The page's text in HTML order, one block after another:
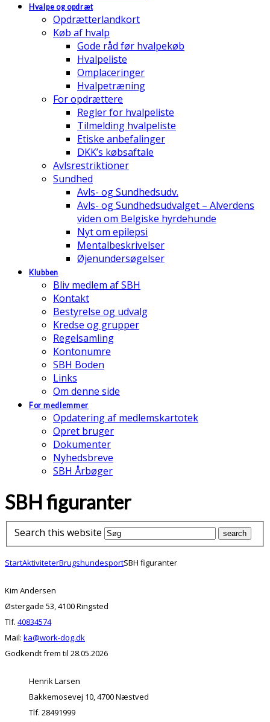
Hvalpe og opdræt
Opdrætterlandkort
Køb af hvalp
Gode råd før hvalpekøb
Hvalpeliste
Omplaceringer
Hvalpetræning
For opdrættere
Regler for hvalpeliste
Tilmelding hvalpeliste
Etiske anbefalinger
DKK’s købsaftale
Avlsrestriktioner
Sundhed
Avls- og Sundhedsudv.
Avls- og Sundhedsudvalget – Alverdens
viden om Belgiske hyrdehunde
Nyt om epilepsi
Mentalbeskrivelser
Øjenundersøgelser
Klubben
Bliv medlem af SBH
Kontakt
Bestyrelse og udvalg
Kredse og grupper
Regelsamling
Kontonumre
SBH Boden
Links
Om denne side
For medlemmer
Opdatering af medlemskartotek
Opret bruger
Dokumenter
Nyhedsbreve
SBH Årbøger
SBH figuranter
Search this website
StartAktiviteterBrugshundesportSBH figuranter
Kim Andersen
Østergade 53, 4100 Ringsted
Tlf. 40834574
Mail: ka@work-dog.dk
Godkendt frem til 28.05.2026
Henrik Larsen
Bakkemosevej 10, 4700 Næstved
Tlf. 28491999